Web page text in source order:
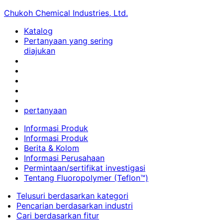
Chukoh Chemical Industries, Ltd.
Katalog
Pertanyaan yang sering
diajukan
pertanyaan
Informasi Produk
Informasi Produk
Berita & Kolom
Informasi Perusahaan
Permintaan/sertifikat investigasi
Tentang Fluoropolymer (Teflon™)
Telusuri berdasarkan kategori
Pencarian berdasarkan industri
Cari berdasarkan fitur